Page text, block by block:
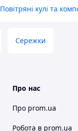
Повітряні кулі та
Сережки
Про нас
Про prom.ua
Робота в prom.ua